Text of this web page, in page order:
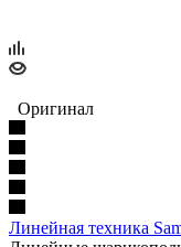
Оригинал
Линейная техника